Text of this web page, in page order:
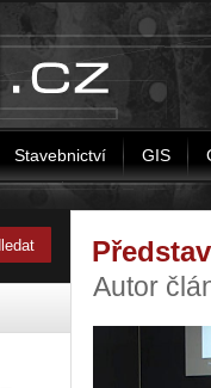
Stavebnictví GIS
Autor